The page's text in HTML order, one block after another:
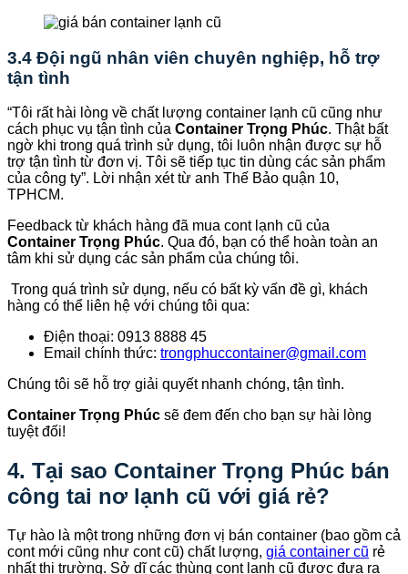
3.4 Đội ngũ nhân viên chuyên nghiệp, hỗ trợ
tận tình
“Tôi rất hài lòng về chất lượng container lạnh cũ cũng như
cách phục vụ tận tình của Container Trọng Phúc. Thật bất
ngờ khi trong quá trình sử dụng, tôi luôn nhận được sự hỗ
trợ tận tình từ đơn vị. Tôi sẽ tiếp tục tin dùng các sản phẩm
của công ty”. Lời nhận xét từ anh Thế Bảo quận 10,
TPHCM.
Feedback từ khách hàng đã mua cont lạnh cũ của
Container Trọng Phúc. Qua đó, bạn có thể hoàn toàn an
tâm khi sử dụng các sản phẩm của chúng tôi.
Trong quá trình sử dụng, nếu có bất kỳ vấn đề gì, khách
hàng có thể liên hệ với chúng tôi qua:
Điện thoại: 0913 8888 45
Email chính thức: trongphuccontainer@gmail.com
Chúng tôi sẽ hỗ trợ giải quyết nhanh chóng, tận tình.
Container Trọng Phúc sẽ đem đến cho bạn sự hài lòng
tuyệt đối!
4. Tại sao Container Trọng Phúc bán
công tai nơ lạnh cũ với giá rẻ?
Tự hào là một trong những đơn vị bán container (bao gồm cả
cont mới cũng như cont cũ) chất lượng, giá container cũ rẻ
nhất thị trường. Sở dĩ các thùng cont lạnh cũ được đưa ra